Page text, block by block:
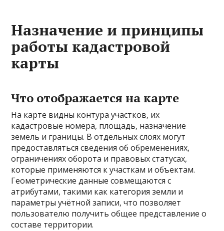
Назначение и принципы
работы кадастровой
карты
Что отображается на карте
На карте видны контура участков, их
кадастровые номера, площадь, назначение
земель и границы. В отдельных слоях могут
предоставляться сведения об обременениях,
ограничениях оборота и правовых статусах,
которые применяются к участкам и объектам.
Геометрические данные совмещаются с
атрибутами, такими как категория земли и
параметры учётной записи, что позволяет
пользователю получить общее представление о
составе территории.